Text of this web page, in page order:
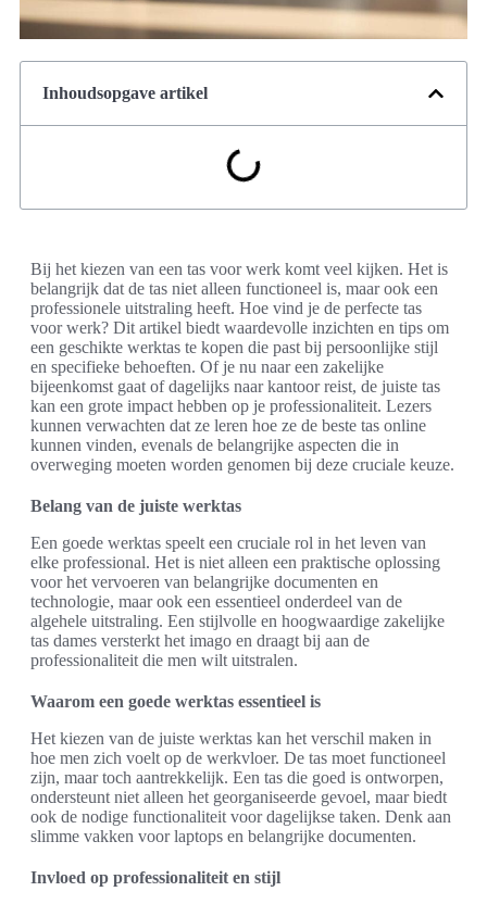
Inhoudsopgave artikel
Bij het kiezen van een tas voor werk komt veel kijken. Het is
belangrijk dat de tas niet alleen functioneel is, maar ook een
professionele uitstraling heeft. Hoe vind je de perfecte tas
voor werk? Dit artikel biedt waardevolle inzichten en tips om
een geschikte werktas te kopen die past bij persoonlijke stijl
en specifieke behoeften. Of je nu naar een zakelijke
bijeenkomst gaat of dagelijks naar kantoor reist, de juiste tas
kan een grote impact hebben op je professionaliteit. Lezers
kunnen verwachten dat ze leren hoe ze de beste tas online
kunnen vinden, evenals de belangrijke aspecten die in
overweging moeten worden genomen bij deze cruciale keuze.
Belang van de juiste werktas
Een goede werktas speelt een cruciale rol in het leven van
elke professional. Het is niet alleen een praktische oplossing
voor het vervoeren van belangrijke documenten en
technologie, maar ook een essentieel onderdeel van de
algehele uitstraling. Een stijlvolle en hoogwaardige zakelijke
tas dames versterkt het imago en draagt bij aan de
professionaliteit die men wilt uitstralen.
Waarom een goede werktas essentieel is
Het kiezen van de juiste werktas kan het verschil maken in
hoe men zich voelt op de werkvloer. De tas moet functioneel
zijn, maar toch aantrekkelijk. Een tas die goed is ontworpen,
ondersteunt niet alleen het georganiseerde gevoel, maar biedt
ook de nodige functionaliteit voor dagelijkse taken. Denk aan
slimme vakken voor laptops en belangrijke documenten.
Invloed op professionaliteit en stijl